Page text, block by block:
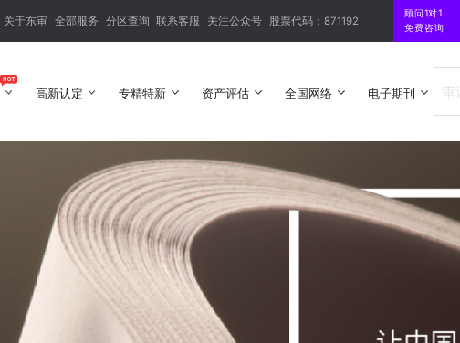
关于东审 全部服务 分区查询 联系客服 关注公众号 股票代码：871192
顾问1对1
免费咨询
高新认定
高新认定
专精特新
专精特新
资产评估
资产评估
全国网络
全国网络
电子期刊
电子期刊